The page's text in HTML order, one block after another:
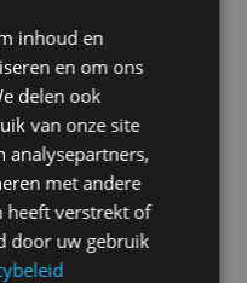
van je eerste sportauto
inhoud en
en om ons
delen ook
van onze site
analysepartners,
met andere
heeft verstrekt of
door uw gebruik